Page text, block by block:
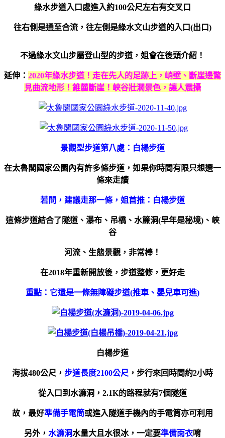
綠水步道入口處進入約100公尺左右有交叉口
往右側是通至合流，往左側是綠水文山步道的入口(出口)
不過綠水文山步屬登山型的步道，姐會在後頭介紹！
延伸： 2020年綠水步道！走在先人的足跡上，峭壁、斷崖邊驚
見曲流地形！錐麓斷崖！峽谷壯濶景色，讓人震攝
景觀型步道第八處：白楊步道
在太魯閣國家公園內有許多條步道，如果你時間有限只想選一
條來走讀
若問，建議走那一條，姐首推：白楊步道
這條步道結合了隧道、瀑布、吊橋、水簾洞(早年是秘境)、峽
谷
河流、生態景觀，非常棒！
在2018年重新開放後，步道整修，更好走
重點：它還是一條無障礙步道(推車、嬰兒車可進)
白楊步道
海拔480公尺， 步道長度2100公尺 ，步行來回時間約2小時
從入口到水濂洞，2.1K的路程就有7個隧道
故，最好準備手電筒或進入隧道手機內的手電筒亦可利用
另外， 水濂洞水量大且水很冰，一定要準備雨衣唷